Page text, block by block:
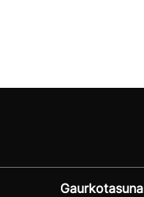
Gaurkotasuna